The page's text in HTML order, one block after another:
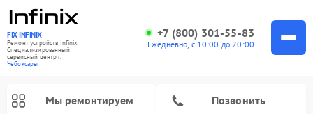
FIX-INFINIX
Ремонт устройств Infinix
Специализированный
cервисный центр г.
Чебоксары
+7 (800) 301-55-83
Ежедневно, с 10:00 до 20:00
Мы ремонтируем Позвонить